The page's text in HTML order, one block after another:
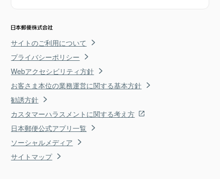
サイトのご利用について
プライバシーポリシー
Webアクセシビリティ方針
お客さま本位の業務運営に関する基本方針
勧誘方針
カスタマーハラスメントに関する考え方
日本郵便公式アプリ一覧
ソーシャルメディア
サイトマップ